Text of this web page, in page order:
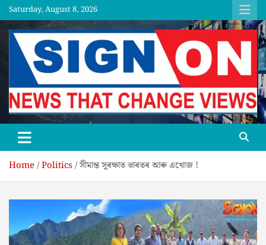
Skip
to
content
Saturday, August 8, 2026
SGNON
Home Politics সীমান্ত সুৰক্ষাত ভাৰতৰ আৰু এখোজ !